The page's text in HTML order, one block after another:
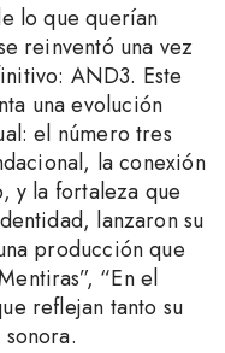
lo que querían
reinventó una vez
AND3. Este
una evolución
el número tres
la conexión
y la fortaleza que
lanzaron su
producción que
“En el
reflejan tanto su